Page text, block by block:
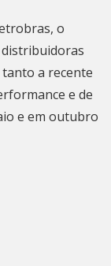
o
tanto a recente
e de
e em outubro